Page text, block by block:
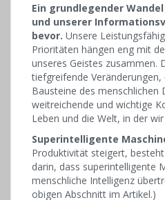
Ein grundlegender
und unserer
bevor. Unsere
Prioritäten hängen eng mit
unseres Geistes zusammen.
tiefgreifende
Bausteine ​​des menschlichen
weitreichende und wichtige
Leben und die Welt, in der
Superintelligente
Produktivität steigert,
darin, dass superintelligente
menschliche Intelligenz
obigen Abschnitt im Artikel.)